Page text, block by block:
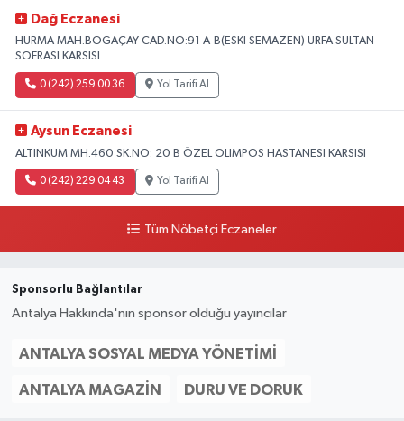
Dağ Eczanesi
HURMA MAH.BOGAÇAY CAD.NO:91 A-B(ESKI SEMAZEN) URFA SULTAN
SOFRASI KARSISI
0 (242) 259 00 36 Yol Tarifi Al
Aysun Eczanesi
ALTINKUM MH.460 SK.NO: 20 B ÖZEL OLIMPOS HASTANESI KARSISI
0 (242) 229 04 43 Yol Tarifi Al
Tüm Nöbetçi Eczaneler
Sponsorlu Bağlantılar
Antalya Hakkında'nın sponsor olduğu yayıncılar
ANTALYA SOSYAL MEDYA YÖNETIMI
ANTALYA MAGAZIN DURU VE DORUK